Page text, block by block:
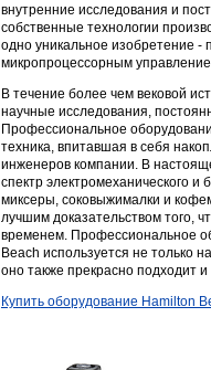
внутренние исследования и
собственные технологии
одно уникальное изобретение -
микропроцессорным
В течение более чем вековой
научные исследования,
Профессиональное
техника, впитавшая в себя
инженеров компании. В
спектр электромеханического
миксеры, соковыжималки и
лучшим доказательством того,
временем. Профессиональное
Beach используется не только
оно также прекрасно подходит
Купить оборудование Hamilton